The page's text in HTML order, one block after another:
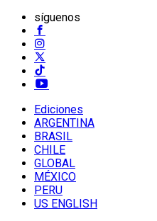
síguenos
Ediciones
ARGENTINA
BRASIL
CHILE
GLOBAL
MÉXICO
PERU
US ENGLISH